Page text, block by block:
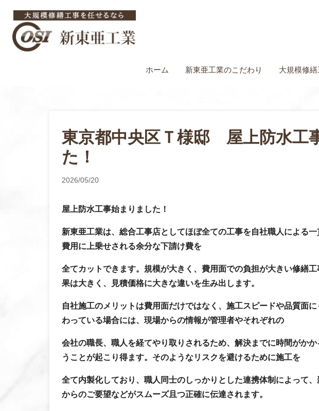
ホーム 新東亜工業のこだわり 大規模修
東京都中央区Ｔ様邸 屋上防水工
た！
2026/05/20
屋上防水工事始まりました！
新東亜工業は、総合工事店としてほぼ全ての工事を自社職人による
費用に上乗せされる余分な下請け費を
全てカットできます。規模が大きく、費用面での負担が大きい修繕
果は大きく、見積価格に大きな違いを生み出します。
自社施工のメリットは費用面だけではなく、施工スピードや品質面
わっている場合には、現場からの情報が管理者やそれぞれの
会社の職長、職人を経てやり取りされるため、解決までに時間がか
うことが起こり得ます。そのようなリスクを避けるために施工を
全て内製化しており、職人同士のしっかりとした連携体制によって
からのご要望などがスムーズ且つ正確に伝達されます。